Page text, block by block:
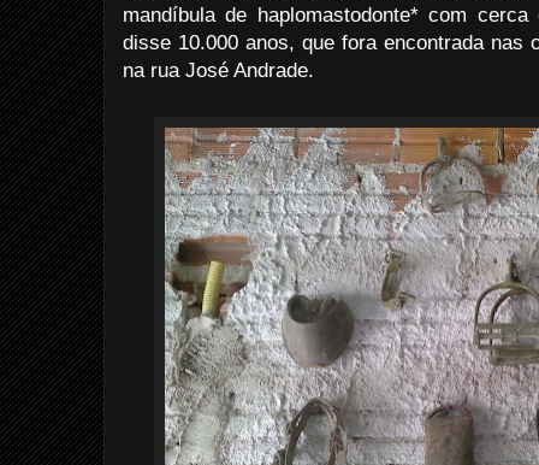
mandíbula de haplomastodonte* com
disse 10.000 anos, que fora encontrada nas
na rua José Andrade.